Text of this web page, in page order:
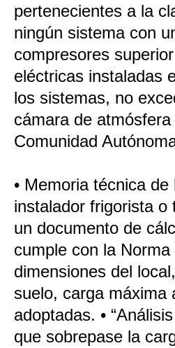
pertenecientes a la
ningún sistema con
compresores
eléctricas instaladas
los sistemas, no
cámara de
Comunidad
• Memoria técnica
instalador frigorista o
un documento de
cumple con la
dimensiones del
suelo, carga máxima
adoptadas. •
que sobrepase la